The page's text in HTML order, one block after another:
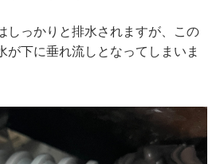
しっかりと排水されますが、この
が下に垂れ流しとなってしまいま